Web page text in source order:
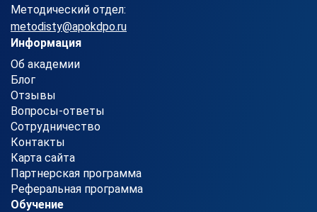
Методический отдел:
metodisty@apokdpo.ru
Информация
Об академии
Блог
Отзывы
Вопросы-ответы
Сотрудничество
Контакты
Карта сайта
Партнерская программа
Реферальная программа
Обучение